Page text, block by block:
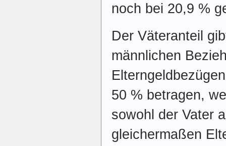
noch bei 20,9 %
Der Väteranteil
männlichen
50 % betragen,
sowohl der Vater
gleichermaßen